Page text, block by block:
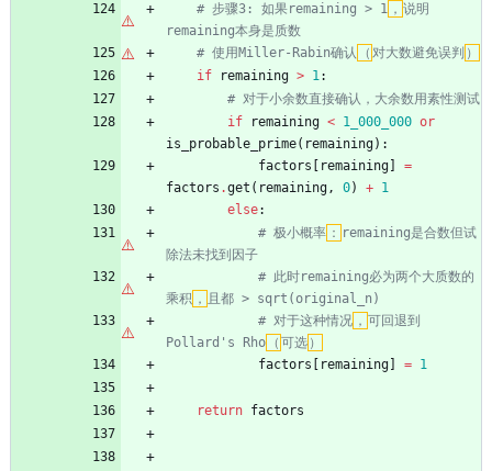
# 步骤3: 如果remaining > 1 ， 说明
remaining本身是质数
# 使用Miller-Rabin确认
（ 对大数避免误判 ）
if
remaining > 1:
# 对于小余数直接确认，大余数用素性测试
if
remaining < 1_000_000 or
is_probable_prime( remaining) :
factors
remaining
=
factors .get ( remaining, 0) + 1
else:
# 极小概率 ： remaining是合数但试
除法未找到因子
# 此时remaining必为两个大质数的
乘积 ，
且都 > sqrt(original_n)
# 对于这种情况 ， 可回退到
Pollard's Rho （ 可选 ）
factors
remaining = 1
return factors